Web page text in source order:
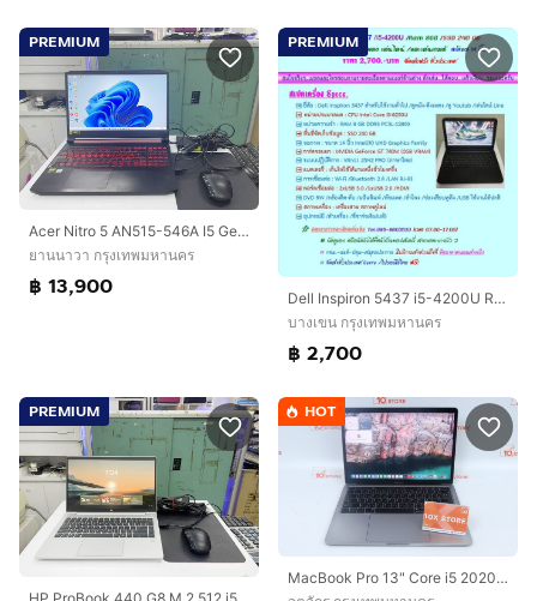
PREMIUM
Acer Nitro 5 AN515-546A I5 Gen 9 Ram 16 แบตนาน สภาพสวย ราคาถูกใจ
ยานนาวา กรุงเทพมหานคร
฿ 13,900
PREMIUM
Dell Inspiron 5437 i5-4200U Ram 8GB SSD SATA 240 GB หน้าจอ 14 นิ้ว ดูหนังฟังเพลง-เล่นไลน์ ราคา 2,700.-บาท จัดส่งฟรีทั่วประเทศ
บางเขน กรุงเทพมหานคร
฿ 2,700
PREMIUM HOT
MacBook Pro 13" Core i5 2020 16.512GB